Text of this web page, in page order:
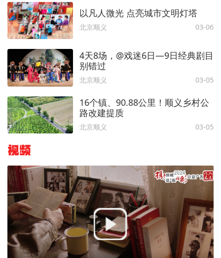
以凡人微光 点亮城市文明灯塔
北京顺义 03-06
4天8场，@戏迷6日—9日经典剧目
别错过
北京顺义 03-05
16个镇、90.88公里！顺义乡村公
路改建提质
北京顺义 03-05
视频